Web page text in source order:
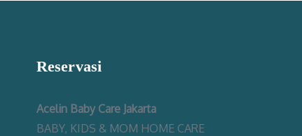
Reservasi
Acelin Baby Care Jakarta
BABY, KIDS & MOM HOME CARE